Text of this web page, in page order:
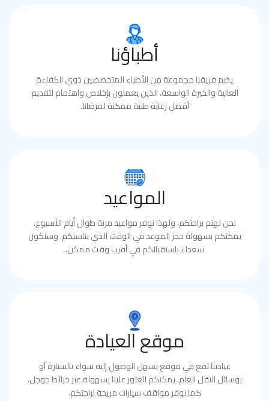
أطباؤنا
يضم فريقنا مجموعة من الأطباء المتخصصين ذوي الكفاءة
العالية والخبرة الواسعة، الذين يعملون بإخلاص واهتمام لتقديم
أفضل رعاية طبية ممكنة لمرضانا.
المواعيد
نحن نهتم براحتكم، ولهذا نوفر مواعيد مرنة طوال أيام الأسبوع.
يمكنكم بسهولة حجز الموعد في الوقت الذي يناسبكم، وسنكون
سعداء باستقبالكم في أقرب وقت ممكن.
موقع العيادة
عيادتنا تقع في موقع يسهل الوصول إليه سواء بالسيارة أو
بوسائل النقل العام. يمكنكم العثور علينا بسهولة عبر خرائط جوجل،
كما نوفر مواقف سيارات مريحة لراحتكم.